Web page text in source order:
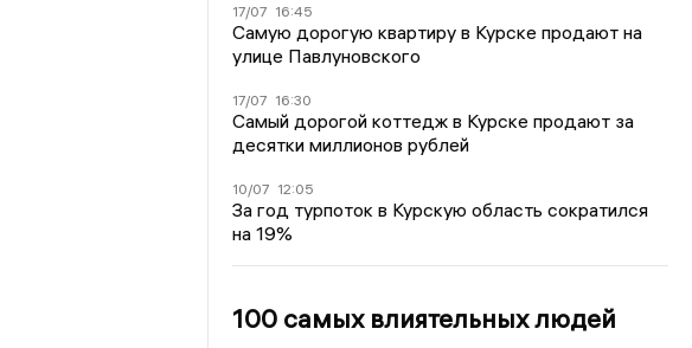
17/07 16:45
Самую дорогую квартиру в Курске продают на
улице Павлуновского
17/07 16:30
Самый дорогой коттедж в Курске продают за
десятки миллионов рублей
10/07 12:05
За год турпоток в Курскую область сократился
на 19%
100 самых влиятельных людей